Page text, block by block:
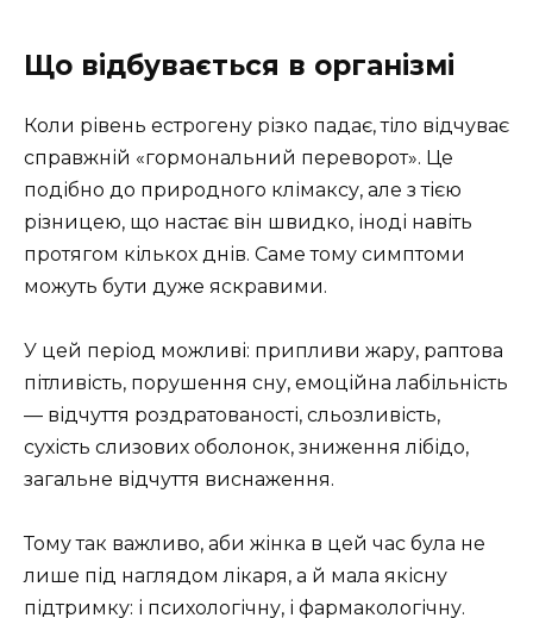
Що відбувається в організмі
Коли рівень естрогену різко падає, тіло відчуває
справжній «гормональний переворот». Це
подібно до природного клімаксу, але з тією
різницею, що настає він швидко, іноді навіть
протягом кількох днів. Саме тому симптоми
можуть бути дуже яскравими.
У цей період можливі: припливи жару, раптова
пітливість, порушення сну, емоційна лабільність
— відчуття роздратованості, сльозливість,
сухість слизових оболонок, зниження лібідо,
загальне відчуття виснаження.
Тому так важливо, аби жінка в цей час була не
лише під наглядом лікаря, а й мала якісну
підтримку: і психологічну, і фармакологічну.